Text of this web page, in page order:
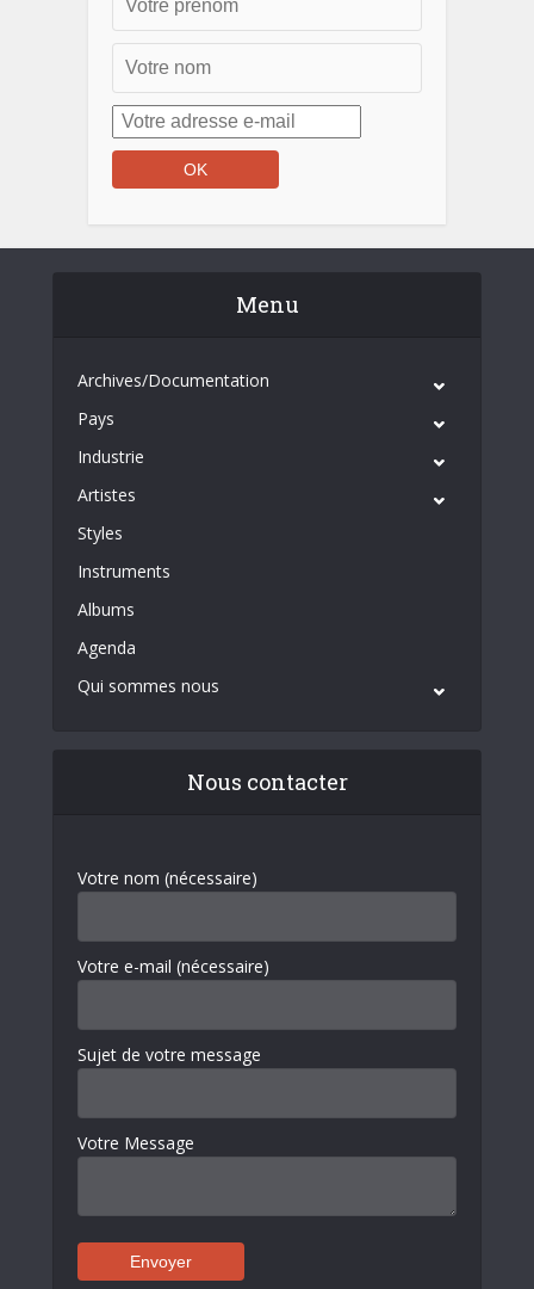
Menu
Archives/Documentation
Pays
Industrie
Artistes
Styles
Instruments
Albums
Agenda
Qui sommes nous
Nous contacter
Votre nom (nécessaire)
Votre e-mail (nécessaire)
Sujet de votre message
Votre Message